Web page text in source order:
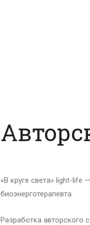
«В круге света» light-life
биоэнерготерапевта.
Разработка авторского